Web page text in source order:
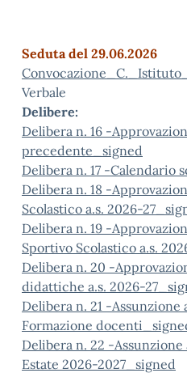
Seduta del 29.06.2026
Verbale
Delibere:
Delibera n. 16 -
precedente_signed
Delibera n. 17 -Calendario
Delibera n. 18 -
Scolastico a.s. 2026-
Delibera n. 19 -
Sportivo Scolastico a.s.
Delibera n. 20 -
didattiche a.s. 2026-
Delibera n. 21 -Assunzione
Formazione
Delibera n. 22 -Assunzione
Estate 2026-2027_signed